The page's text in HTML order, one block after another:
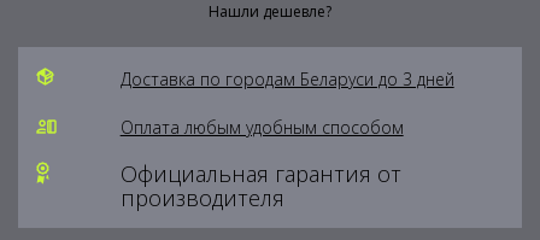
Нашли дешевле?
Доставка по городам Беларуси до 3 дней
Оплата любым удобным способом
Официальная гарантия от
производителя